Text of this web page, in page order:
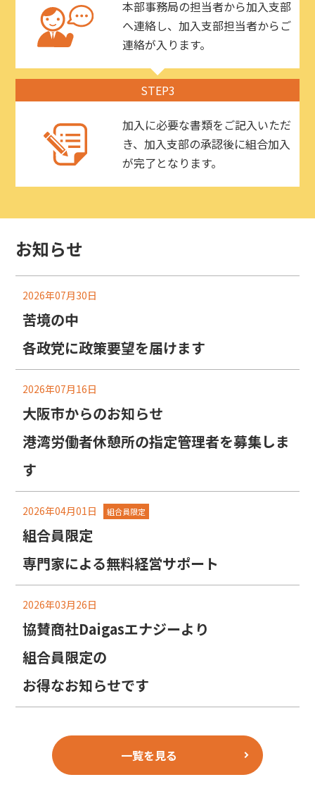
本部事務局の担当者から加入支部
へ連絡し、加入支部担当者からご
連絡が入ります。
STEP3
加入に必要な書類をご記入いただ
き、加入支部の承認後に組合加入
が完了となります。
お知らせ
2026年07月30日
苦境の中
各政党に政策要望を届けます
2026年07月16日
大阪市からのお知らせ
港湾労働者休憩所の指定管理者を募集しま
す
2026年04月01日 組合員限定
組合員限定
専門家による無料経営サポート
2026年03月26日
協賛商社Daigasエナジーより
組合員限定の
お得なお知らせです
一覧を見る